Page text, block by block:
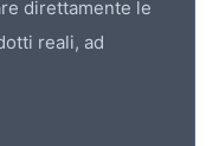
direttamente le
reali, ad